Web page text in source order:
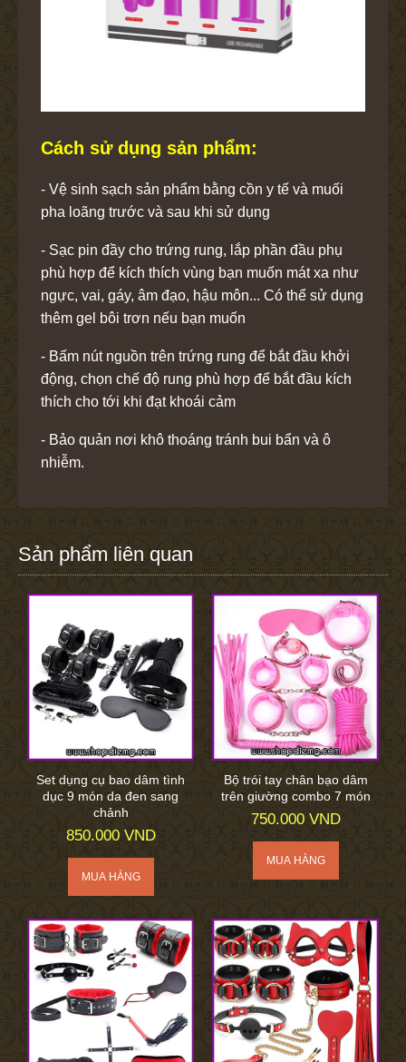
Cách sử dụng sản phẩm:
- Vệ sinh sạch sản phẩm bằng cồn y tế và muối
pha loãng trước và sau khi sử dụng
- Sạc pin đầy cho trứng rung, lắp phần đầu phụ
phù hợp để kích thích vùng bạn muốn mát xa như
ngực, vai, gáy, âm đạo, hậu môn... Có thể sử dụng
thêm gel bôi trơn nếu bạn muốn
- Bấm nút nguồn trên trứng rung để bắt đầu khởi
động, chọn chế độ rung phù hợp để bắt đầu kích
thích cho tới khi đạt khoái cảm
- Bảo quản nơi khô thoáng tránh bui bẩn và ô
nhiễm.
Sản phẩm liên quan
Set dụng cụ bao dâm tình
dục 9 món da đen sang
chảnh
850.000 VND
Bộ trói tay chân bạo dâm
trên giường combo 7 món
750.000 VND